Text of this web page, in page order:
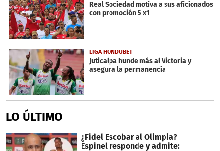
Real Sociedad motiva a sus aficionados
con promoción 5 x1
LIGA HONDUBET
Juticalpa hunde más al Victoria y
asegura la permanencia
LO ÚLTIMO
¿Fidel Escobar al Olimpia?
Espinel responde y admite: